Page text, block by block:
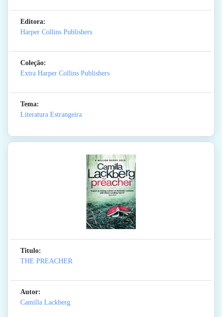
Editora:
Harper Collins Publishers
Coleção:
Extra Harper Collins Publishers
Tema:
Literatura Estrangeira
Titulo:
THE PREACHER
Autor:
Camilla Lackberg